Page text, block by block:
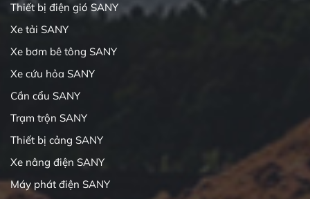
Thiết bị điện gió SANY
Xe tải SANY
Xe bơm bê tông SANY
Xe cứu hỏa SANY
Cần cẩu SANY
Trạm trộn SANY
Thiết bị cảng SANY
Xe nâng điện SANY
Máy phát điện SANY